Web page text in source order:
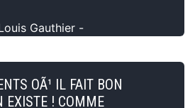
Gauthier -
OÃ¹ IL FAIT BON
EXISTE ! COMME